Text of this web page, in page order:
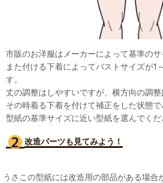
市販のお洋服はメーカーによって基準のサ
また付ける下着によってバストサイズが1
す。
丈の調整はしやすいですが、横方向の調
その時着る下着を付けて補正をした状態で
型紙の基準サイズに近い型紙を選んでくだ
改造パーツも見てみよう！
うさこの型紙には改造用の部品がある場合